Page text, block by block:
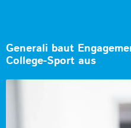
Generali baut
College-Sport aus